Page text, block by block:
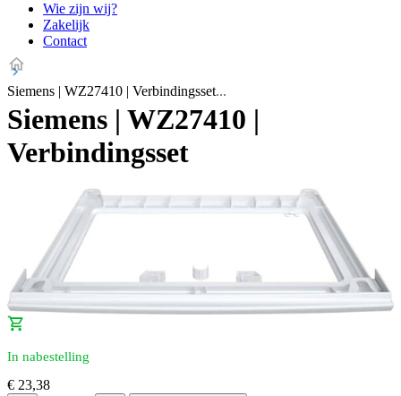
Wie zijn wij?
Zakelijk
Contact
Siemens | WZ27410 | Verbindingsset
Siemens | WZ27410 |
Verbindingsset
In nabestelling
€ 23,38